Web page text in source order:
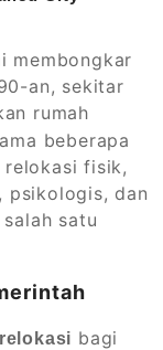
membongkar
an, sekitar
rumah
beberapa
relokasi fisik,
psikologis, dan
satu
bagi